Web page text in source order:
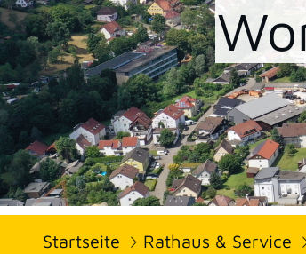
Startseite Rathaus & Service